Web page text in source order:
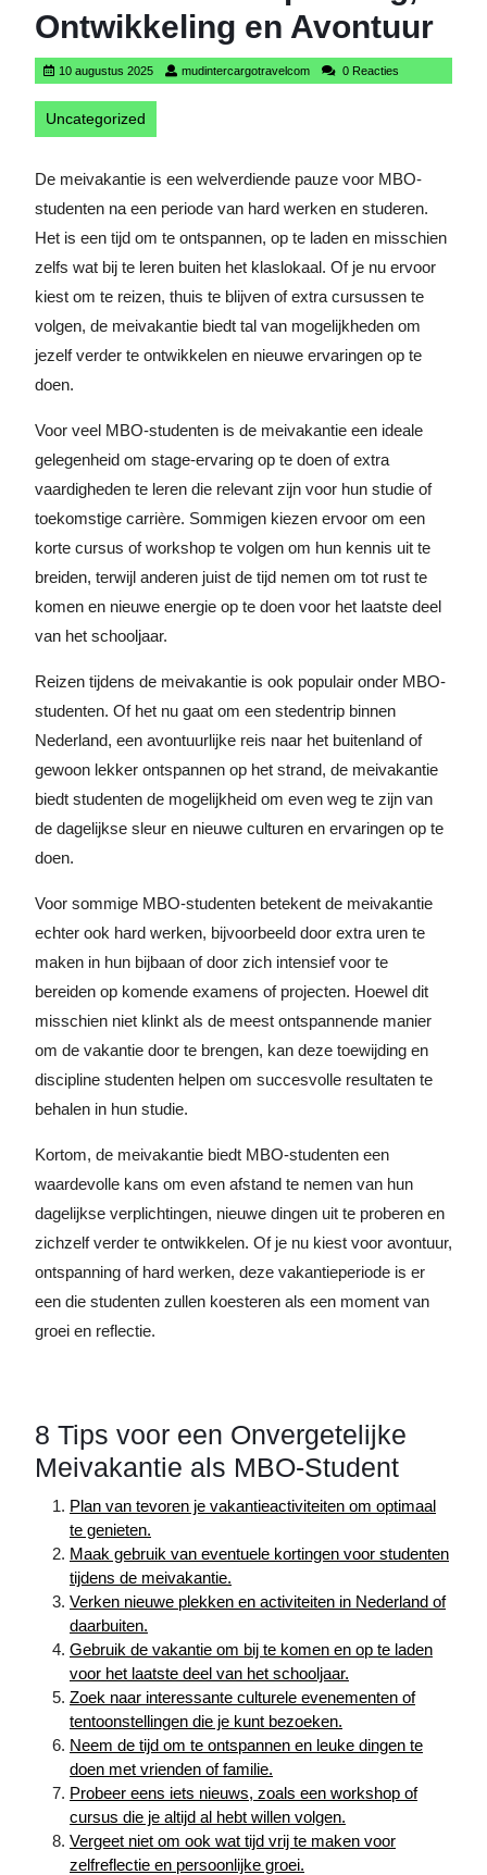
Ontwikkeling en Avontuur
10 augustus 202510
augustus
2025
mudintercargotravelcommudintercargotravelcom
0 Reacties
Uncategorized
De meivakantie is een welverdiende pauze voor MBO-
studenten na een periode van hard werken en studeren.
Het is een tijd om te ontspannen, op te laden en misschien
zelfs wat bij te leren buiten het klaslokaal. Of je nu ervoor
kiest om te reizen, thuis te blijven of extra cursussen te
volgen, de meivakantie biedt tal van mogelijkheden om
jezelf verder te ontwikkelen en nieuwe ervaringen op te
doen.
Voor veel MBO-studenten is de meivakantie een ideale
gelegenheid om stage-ervaring op te doen of extra
vaardigheden te leren die relevant zijn voor hun studie of
toekomstige carrière. Sommigen kiezen ervoor om een ​​
korte cursus of workshop te volgen om hun kennis uit te
breiden, terwijl anderen juist de tijd nemen om tot rust te
komen en nieuwe energie op te doen voor het laatste deel
van het schooljaar.
Reizen tijdens de meivakantie is ook populair onder MBO-
studenten. Of het nu gaat om een ​​stedentrip binnen
Nederland, een avontuurlijke reis naar het buitenland of
gewoon lekker ontspannen op het strand, de meivakantie
biedt studenten de mogelijkheid om even weg te zijn van
de dagelijkse sleur en nieuwe culturen en ervaringen op te
doen.
Voor sommige MBO-studenten betekent de meivakantie
echter ook hard werken, bijvoorbeeld door extra uren te
maken in hun bijbaan of door zich intensief voor te
bereiden op komende examens of projecten. Hoewel dit
misschien niet klinkt als de meest ontspannende manier
om de vakantie door te brengen, kan deze toewijding en
discipline studenten helpen om succesvolle resultaten te
behalen in hun studie.
Kortom, de meivakantie biedt MBO-studenten een
waardevolle kans om even afstand te nemen van hun
dagelijkse verplichtingen, nieuwe dingen uit te proberen en
zichzelf verder te ontwikkelen. Of je nu kiest voor avontuur,
ontspanning of hard werken, deze vakantieperiode is er
een die studenten zullen koesteren als een moment van
groei en reflectie.
8 Tips voor een Onvergetelijke
Meivakantie als MBO-Student
Plan van tevoren je vakantieactiviteiten om optimaal
te genieten.
Maak gebruik van eventuele kortingen voor studenten
tijdens de meivakantie.
Verken nieuwe plekken en activiteiten in Nederland of
daarbuiten.
Gebruik de vakantie om bij te komen en op te laden
voor het laatste deel van het schooljaar.
Zoek naar interessante culturele evenementen of
tentoonstellingen die je kunt bezoeken.
Neem de tijd om te ontspannen en leuke dingen te
doen met vrienden of familie.
Probeer eens iets nieuws, zoals een workshop of
cursus die je altijd al hebt willen volgen.
Vergeet niet om ook wat tijd vrij te maken voor
zelfreflectie en persoonlijke groei.